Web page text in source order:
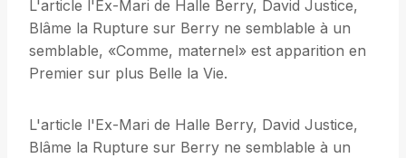
L'article l'Ex-Mari de Halle Berry, David Justice,
Blâme la Rupture sur Berry ne semblable à un
semblable, «Comme, maternel» est apparition en
Premier sur plus Belle la Vie.
L'article l'Ex-Mari de Halle Berry, David Justice,
Blâme la Rupture sur Berry ne semblable à un